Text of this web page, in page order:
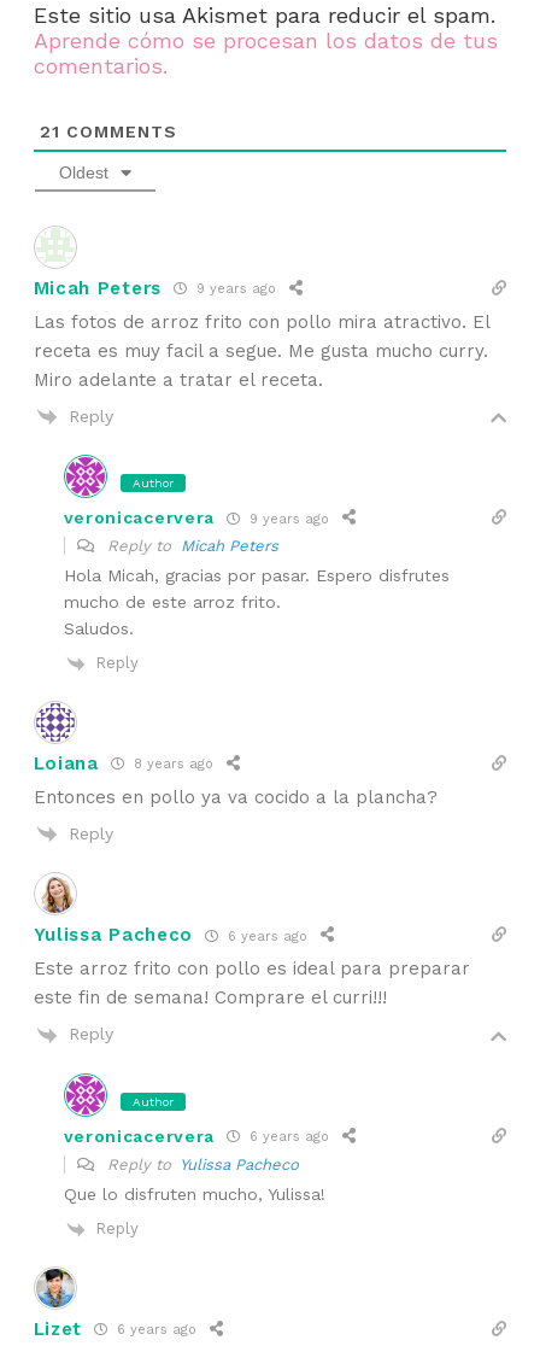
Este sitio usa Akismet para reducir el spam.
Aprende cómo se procesan los datos de tus
comentarios.
21 COMMENTS
Oldest
Micah Peters 9 years ago
Las fotos de arroz frito con pollo mira atractivo. El
receta es muy facil a segue. Me gusta mucho curry.
Miro adelante a tratar el receta.
Reply
Author
veronicacervera 9 years ago
Reply to Micah Peters
Hola Micah, gracias por pasar. Espero disfrutes
mucho de este arroz frito.
Saludos.
Reply
Loiana 8 years ago
Entonces en pollo ya va cocido a la plancha?
Reply
Yulissa Pacheco 6 years ago
Este arroz frito con pollo es ideal para preparar
este fin de semana! Comprare el curri!!!
Reply
Author
veronicacervera 6 years ago
Reply to Yulissa Pacheco
Que lo disfruten mucho, Yulissa!
Reply
Lizet 6 years ago